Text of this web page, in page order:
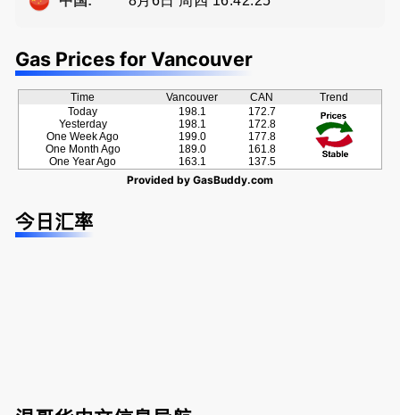
Gas Prices for Vancouver
Time Vancouver CAN
Trend
Today
Yesterday
One Week Ago
One Month Ago
One Year Ago
198.1
198.1
199.0
189.0
163.1
172.7
172.8
177.8
161.8
137.5
Provided by GasBuddy.com
今日汇率